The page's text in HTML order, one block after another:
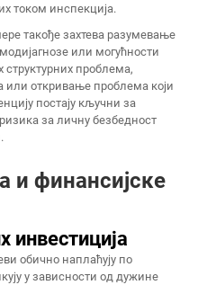
током инспекција.
такође захтева разумевање
или могућности
проблема,
откривање проблема који
постају кључни за
за личну безбедност
и финансијске
инвестиција
обично наплаћују по
у зависности од дужине